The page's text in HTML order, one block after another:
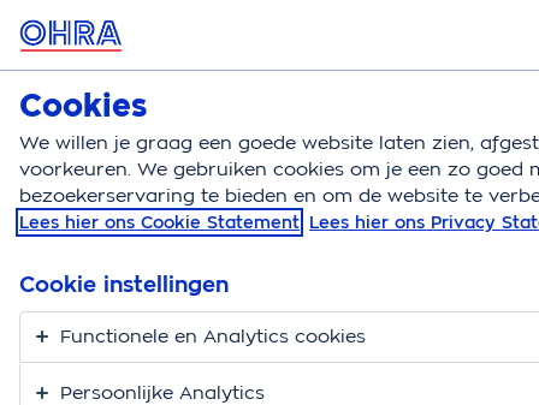
MENU
Hondenverzekering
Hondenverzekering Verzorging en gezondheid
Samen op pad? Zo
blijft jouw hond
gezond.
Cookies
We willen je graag een goede website laten zien,
voorkeuren. We gebruiken cookies om je een zo goed
bezoekerservaring te bieden en om de website te
Lees hier ons Cookie Statement Lees hier ons Privacy
Cookie instellingen
Functionele en Analytics cookies
Persoonlijke Analytics